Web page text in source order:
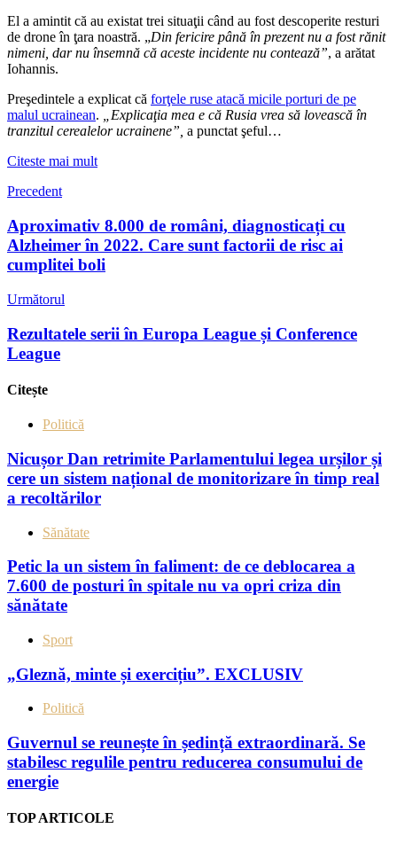
El a amintit că au existat trei situaţii când au fost descoperite resturi
de drone în ţara noastră. „Din fericire până în prezent nu a fost rănit
nimeni, dar nu însemnă că aceste incidente nu contează”, a arătat
Iohannis.
Preşedintele a explicat că forţele ruse atacă micile porturi de pe
malul ucrainean. „Explicaţia mea e că Rusia vrea să lovească în
tranzitul cerealelor ucrainene”, a punctat şeful…
Citeste mai mult
Precedent
Aproximativ 8.000 de români, diagnosticați cu
Alzheimer în 2022. Care sunt factorii de risc ai
cumplitei boli
Următorul
Rezultatele serii în Europa League și Conference
League
Citește
Politică
Nicușor Dan retrimite Parlamentului legea urșilor și
cere un sistem național de monitorizare în timp real
a recoltărilor
Sănătate
Petic la un sistem în faliment: de ce deblocarea a
7.600 de posturi în spitale nu va opri criza din
sănătate
Sport
„Gleznă, minte și exercițiu”. EXCLUSIV
Politică
Guvernul se reunește în ședință extraordinară. Se
stabilesc regulile pentru reducerea consumului de
energie
TOP ARTICOLE